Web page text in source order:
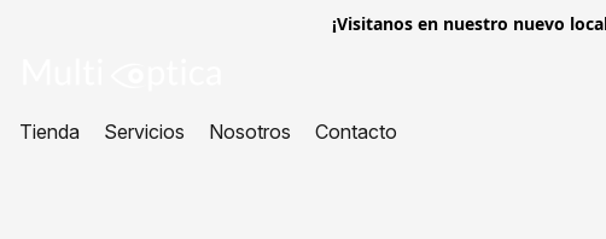
¡Visitanos en nuestro nuevo
Tienda Servicios Nosotros Contacto